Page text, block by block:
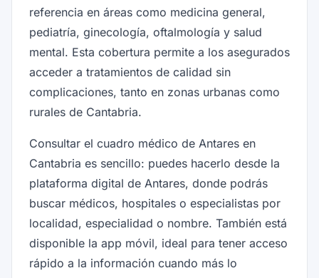
referencia en áreas como medicina general,
pediatría, ginecología, oftalmología y salud
mental. Esta cobertura permite a los asegurados
acceder a tratamientos de calidad sin
complicaciones, tanto en zonas urbanas como
rurales de Cantabria.
Consultar el cuadro médico de Antares en
Cantabria es sencillo: puedes hacerlo desde la
plataforma digital de Antares, donde podrás
buscar médicos, hospitales o especialistas por
localidad, especialidad o nombre. También está
disponible la app móvil, ideal para tener acceso
rápido a la información cuando más lo